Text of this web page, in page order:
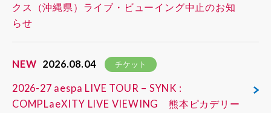
クス（沖縄県）ライブ・ビューイング中止のお知
らせ
NEW 2026.08.04 チケット
2026-27 aespa LIVE TOUR – SYNK :
COMPLaeXITY LIVE VIEWING 熊本ピカデリー